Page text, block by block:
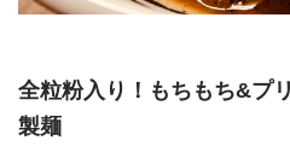
全粒粉入り！もちもち&プ
製麺